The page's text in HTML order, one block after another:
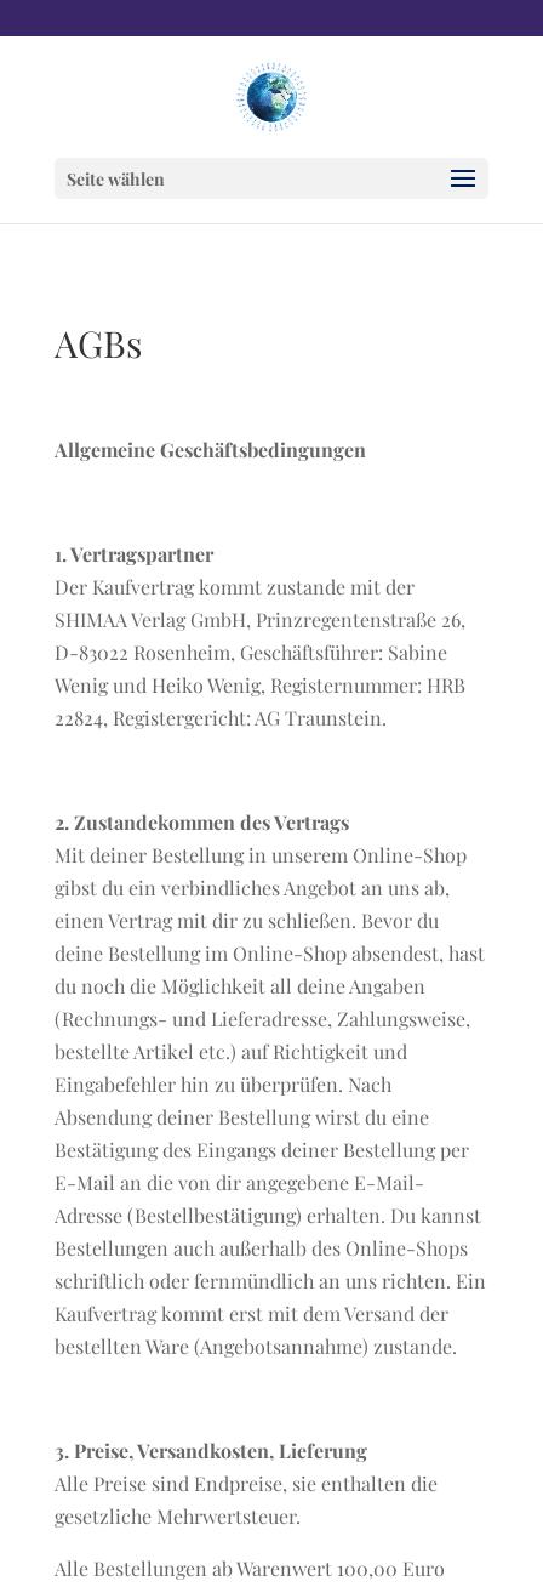
Seite wählen
AGBs
Allgemeine Geschäftsbedingungen
1. Vertragspartner
Der Kaufvertrag kommt zustande mit der
SHIMAA Verlag GmbH, Prinzregentenstraße 26,
D-83022 Rosenheim, Geschäftsführer: Sabine
Wenig und Heiko Wenig, Registernummer: HRB
22824, Registergericht: AG Traunstein.
2. Zustandekommen des Vertrags
Mit deiner Bestellung in unserem Online-Shop
gibst du ein verbindliches Angebot an uns ab,
einen Vertrag mit dir zu schließen. Bevor du
deine Bestellung im Online-Shop absendest, hast
du noch die Möglichkeit all deine Angaben
(Rechnungs- und Lieferadresse, Zahlungsweise,
bestellte Artikel etc.) auf Richtigkeit und
Eingabefehler hin zu überprüfen. Nach
Absendung deiner Bestellung wirst du eine
Bestätigung des Eingangs deiner Bestellung per
E-Mail an die von dir angegebene E-Mail-
Adresse (Bestellbestätigung) erhalten. Du kannst
Bestellungen auch außerhalb des Online-Shops
schriftlich oder fernmündlich an uns richten. Ein
Kaufvertrag kommt erst mit dem Versand der
bestellten Ware (Angebotsannahme) zustande.
3. Preise, Versandkosten, Lieferung
Alle Preise sind Endpreise, sie enthalten die
gesetzliche Mehrwertsteuer.
Alle Bestellungen ab Warenwert 100,00 Euro